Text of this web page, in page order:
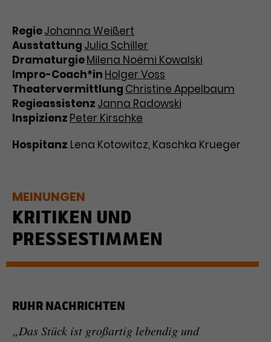
RegieJohanna Weißert
Ausstattung Julia Schiller
DramaturgieMilena Noëmi Kowalski
Impro-Coach*in Holger Voss
Theatervermittlung Christine Appelbaum
Regieassistenz Janna Radowski
Inspizienz Peter Kirschke
Hospitanz Lena Kotowitcz, Kaschka Krueger
MEINUNGEN
KRITIKEN UND
PRESSESTIMMEN
RUHR NACHRICHTEN
„Das Stück ist großartig lebendig und